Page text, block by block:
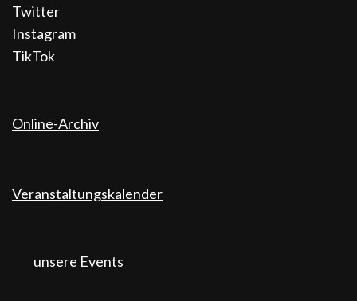
Twitter
Instagram
TikTok
Online-Archiv
Veranstaltungskalender
unsere Events